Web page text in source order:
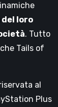
loro
. Tutto
Tails of
al
Plus